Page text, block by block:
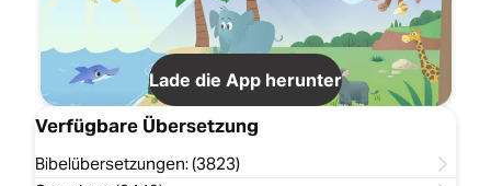
Lade die App herunter
Verfügbare Übersetzung
Bibelübersetzungen: (3823)